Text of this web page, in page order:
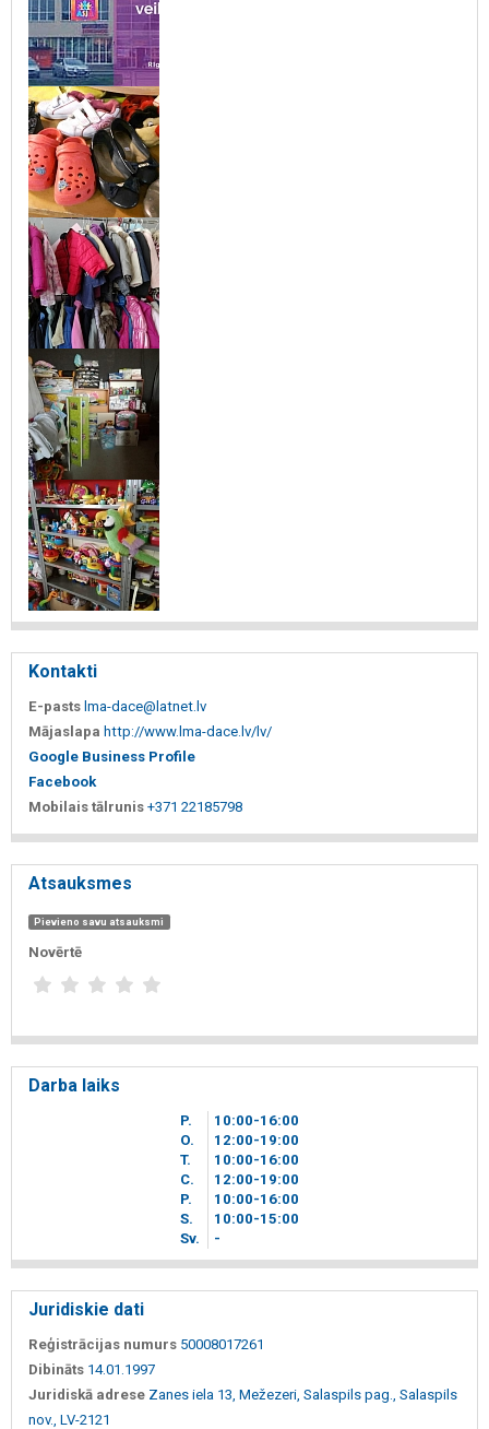
Kontakti
E-pasts lma-dace@latnet.lv
Mājaslapa http://www.lma-dace.lv/lv/
Google Business Profile
Facebook
Mobilais tālrunis +371 22185798
Atsauksmes
Pievieno savu atsauksmi
Novērtē
Darba laiks
P. 10 00-16 00
O.
12 00-19 00
T.
10 00-16 00
C.
12 00-19 00
P.
10 00-16 00
S.
10 00-15 00
Sv.
-
Juridiskie dati
Reģistrācijas numurs 50008017261
Dibināts 14.01.1997
Juridiskā adrese Zanes iela 13, Mežezeri, Salaspils pag., Salaspils
nov., LV-2121